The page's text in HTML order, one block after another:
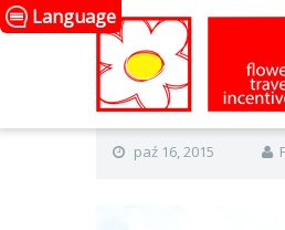
paź 16, 2015
Language